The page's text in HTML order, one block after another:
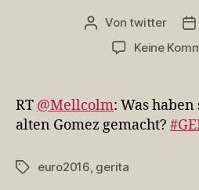
Beitragsautor
Vontwitter
Keine
RT @Mellcolm: Was
alten Gomez gemacht?
Schlagwörter
euro2016, gerita